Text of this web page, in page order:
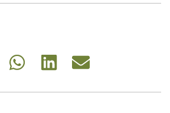
Share
Share
Share